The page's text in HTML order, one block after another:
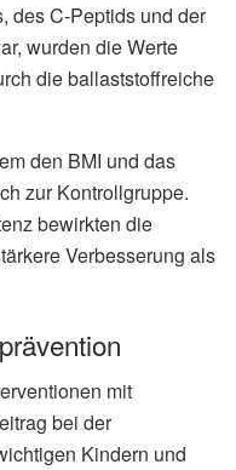
des C-Peptids und der
wurden die Werte
die ballaststoffreiche
den BMI und das
zur Kontrollgruppe.
bewirkten die
Verbesserung als
mit
bei der
Kindern und